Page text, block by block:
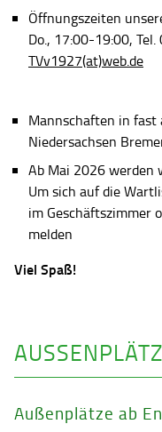
Öffnungszeiten
Do., 17:00-19:00,
TVv1927(at)web.de
Mannschaften in fast
Niedersachsen
Ab Mai 2026 werden
Um sich auf die
im Geschäftszimmer
melden
Viel Spaß!
AUSSENPLÄTZE
Außenplätze ab